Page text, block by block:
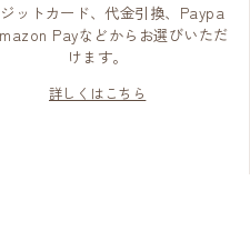
ットカード、代金引換、Paypa
Payなどからお選びいただ
けます。
詳しくはこちら